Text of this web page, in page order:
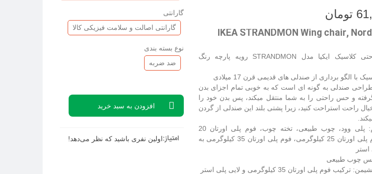
IKEA STRANDMON Wing chair,
صندلی راحتی کلاسیک ایکیا مدل STRANDMON رویه پارچه رنگ
با الگو برداری از صندلی های قدیمی قرن 17 میلادی
صندلی به گونه ای است که به خوبی تمام اجزای بدن
و حس راحتی را به شما منتقل میکند، پس بدن خود را
راحت استراحت کنید، زیرا پشتی بلند این صندلی از گردن
جنس فریم: پلی وود، چوب طبیعی، تخته چوب، فوم پلی اورتان 20
کیلوگرمی، فوم پلی اورتان 25 کیلوگرمی، فوم پلی اورتان 35 کیلوگرمی به
چوب طبیعی
فوم پلی اورتان 35 کیلوگرمی و لایی پلی استر
گارانتی
گارانتی اصالت و سلامت فیزیکی کالا
نوع بسته بندی
ضد ضربه
افزودن به سبد خرید
امتیاز:اولین نفری باشید که نظر می‌دهد!